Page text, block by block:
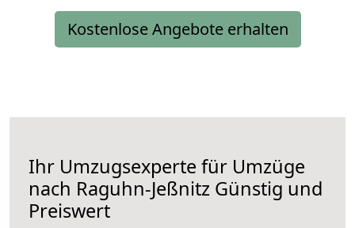
Kostenlose Angebote erhalten
Ihr Umzugsexperte für Umzüge
nach Raguhn-Jeßnitz Günstig und
Preiswert